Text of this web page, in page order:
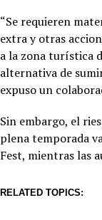
“Se requieren
extra y otras
a la zona turística
alternativa de
expuso un
Sin embargo, el
plena temporada
Fest, mientras las
RELATED TOPICS: